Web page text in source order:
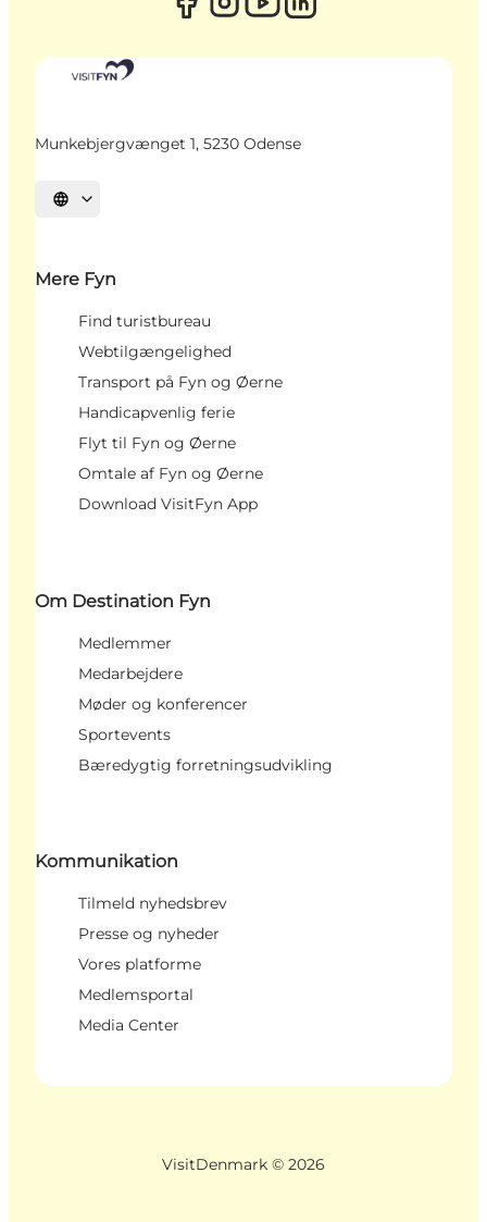
Munkebjergvænget 1, 5230 Odense
Vælg sprog
Mere Fyn
Find turistbureau
Webtilgængelighed
Transport på Fyn og Øerne
Handicapvenlig ferie
Flyt til Fyn og Øerne
Omtale af Fyn og Øerne
Download VisitFyn App
Om Destination Fyn
Medlemmer
Medarbejdere
Møder og konferencer
Sportevents
Bæredygtig forretningsudvikling
Kommunikation
Tilmeld nyhedsbrev
Presse og nyheder
Vores platforme
Medlemsportal
Media Center
VisitDenmark © 2026